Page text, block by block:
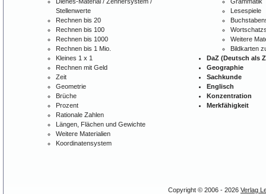
Stellenwerte
Rechnen bis 20
Rechnen bis 100
Rechnen bis 1000
Rechnen bis 1 Mio.
Kleines 1 x 1
Rechnen mit Geld
Zeit
Geometrie
Brüche
Prozent
Rationale Zahlen
Längen, Flächen und Gewichte
Weitere Materialien
Koordinatensystem
Lesespiele
Weitere
Bildkarten
DaZ (Deutsch als
Geographie
Sachkunde
Englisch
Konzentration
Merkfähigkeit
Copyright © 2006 - 2026 Verlag